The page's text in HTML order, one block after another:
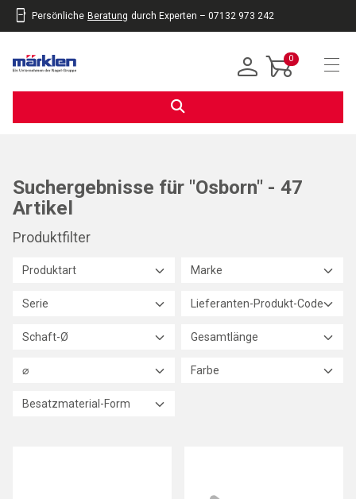
Persönliche Beratung durch Experten – 07132 973 242
0
Suchergebnisse für "Osborn" - 47
Artikel
Produktfilter
Produktart Marke
Serie Lieferanten-Produkt-Code
Schaft-Ø Gesamtlänge
⌀ Farbe
Besatzmaterial-Form